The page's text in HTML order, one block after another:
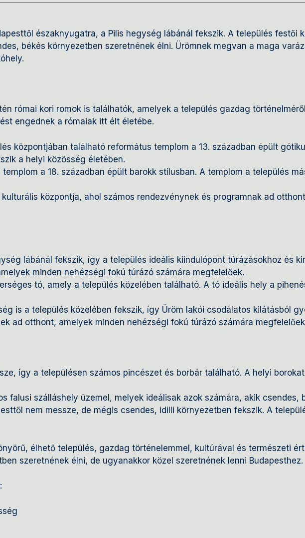
északnyugatra, a Pilis hegység lábánál fekszik. A település festői
békés környezetben szeretnének élni. Ürömnek megvan a maga
római kori romok is találhatók, amelyek a település gazdag
engednek a rómaiak itt élt életébe.
központjában található református templom a 13. században épült
a helyi közösség életében.
a 18. században épült barokk stílusban. A templom a település
kulturális központja, ahol számos rendezvénynek és programnak ad
lábánál fekszik, így a település ideális kiindulópont túrázásokhoz és
minden nehézségi fokú túrázó számára megfelelőek.
tó, amely a település közelében található. A tó ideális hely a
is a település közelében fekszik, így Üröm lakói csodálatos kilátásból
ad otthont, amelyek minden nehézségi fokú túrázó számára
így a településen számos pincészet és borbár található. A helyi
falusi szálláshely üzemel, melyek ideálisak azok számára, akik
nem messze, de mégis csendes, idilli környezetben fekszik. A
élhető település, gazdag történelemmel, kultúrával és természeti
szeretnének élni, de ugyanakkor közel szeretnének lenni Budapesthez.